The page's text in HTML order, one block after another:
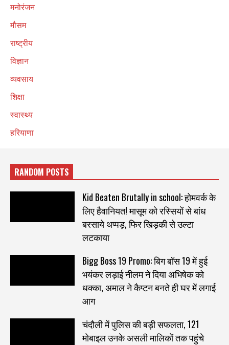
मनोरंजन
मौसम
राष्ट्रीय
विज्ञान
व्यवसाय
शिक्षा
स्वास्थ्य
हरियाणा
RANDOM POSTS
Kid Beaten Brutally in school: होमवर्क के
लिए हैवानियत! मासूम को रस्सियों से बांध
बरसाये थप्पड़, फिर खिड़की से उल्टा
लटकाया
Bigg Boss 19 Promo: बिग बॉस 19 में हुई
भयंकर लड़ाई नीलम ने दिया अभिषेक को
धक्का, अमाल ने कैप्टन बनते ही घर में लगाई
आग
चंदौली में पुलिस की बड़ी सफलता, 121
मोबाइल उनके असली मालिकों तक पहुंचे